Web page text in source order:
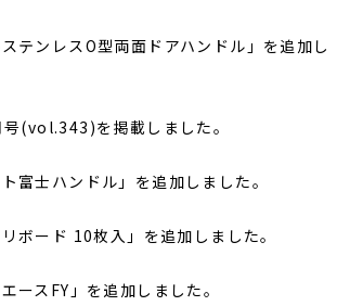
テンレスO型両面ドアハンドル」を追加し
(vol.343)を掲載しました。
富士ハンドル」を追加しました。
ボード 10枚入」を追加しました。
ースFY」を追加しました。